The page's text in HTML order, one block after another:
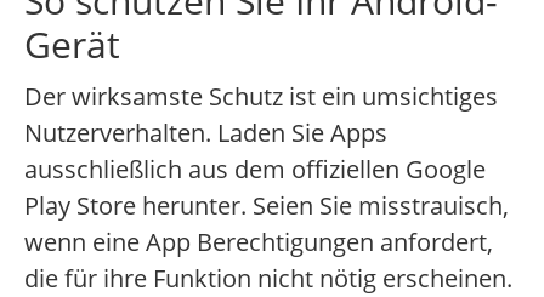
Gerät
Der wirksamste Schutz ist ein umsichtiges
Nutzerverhalten. Laden Sie Apps
ausschließlich aus dem offiziellen Google
Play Store herunter. Seien Sie misstrauisch,
wenn eine App Berechtigungen anfordert,
die für ihre Funktion nicht nötig erscheinen.